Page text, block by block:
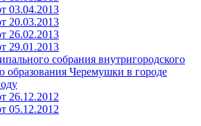
03.04.2013
20.03.2013
26.02.2013
29.01.2013
собрания внутригородского
образования Черемушки в городе
26.12.2012
05.12.2012